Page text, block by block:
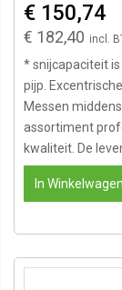
€ 182,40
€ 150,74
* snijcapaciteit
pijp.
Messen
assortiment
kwaliteit. De
In Winkelwagen